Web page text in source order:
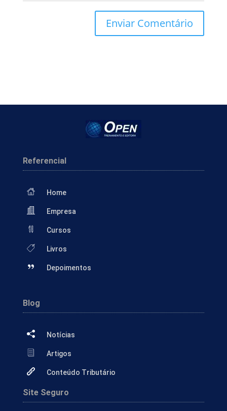
Referencial
Home
Empresa
Cursos
Livros
Depoimentos
Blog
Notícias
Artigos
Conteúdo Tributário
Site Seguro